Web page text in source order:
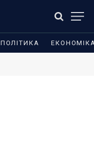
ПОЛІТИКА